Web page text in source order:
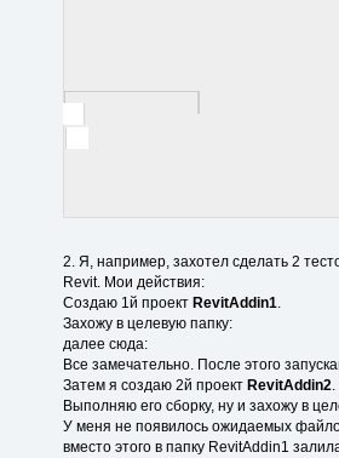
2. Я, например, захотел сделать 2
Revit. Мои действия:
Создаю 1й проект RevitAddin1.
Захожу в целевую папку:
далее сюда:
Все замечательно. После этого
Затем я создаю 2й проект RevitAddin2.
Выполняю его сборку, ну и захожу в
У меня не появилось ожидаемых
вместо этого в папку RevitAddin1